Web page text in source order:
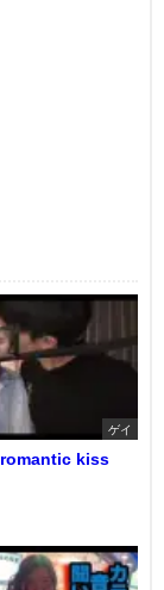
ゲイ
kiss